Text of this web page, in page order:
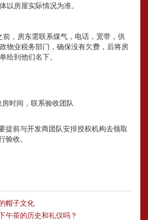
以房屋实际情况为准。
前，房东需联系煤气，电话，宽带，供
物业税务部门，确保没有欠费，后将房
给到他们名下。
时间，联系验收团队
提前与开发商团队安排授权机构去领取
验收。
帽子文化
午茶的历史和礼仪吗？